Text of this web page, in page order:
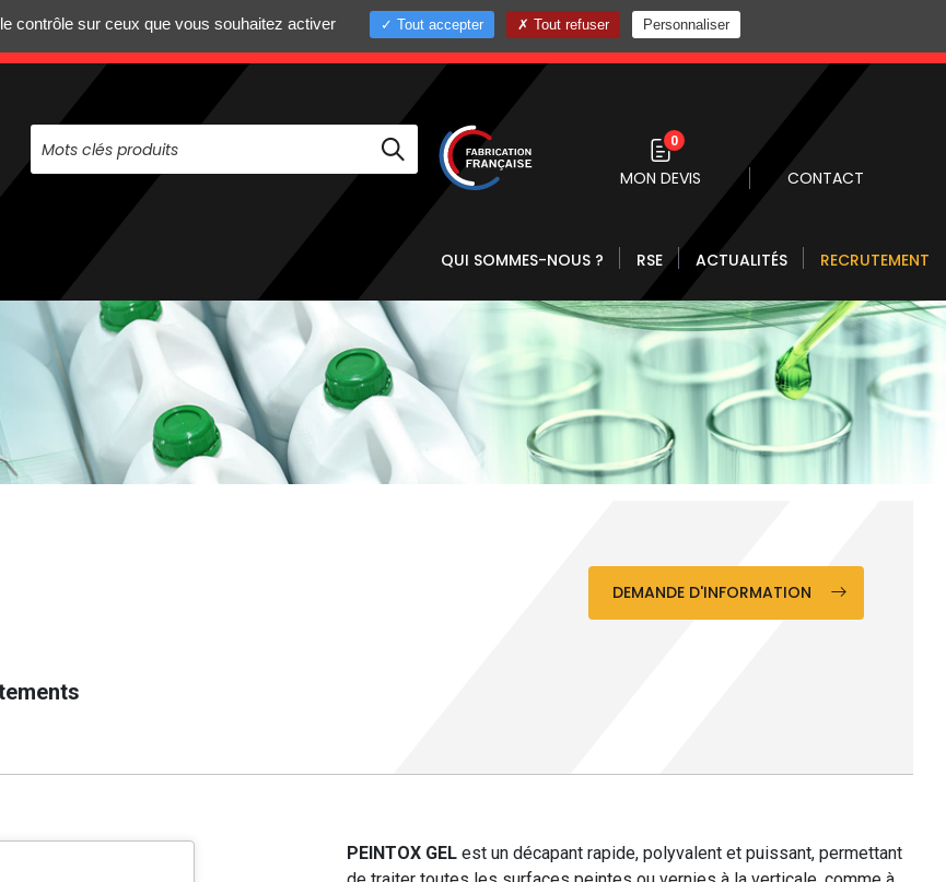
NOUS CONTACTER AU +33 (0)4 75 58 80 10
0
MON DEVIS CONTACT
QUI SOMMES-NOUS ? RSE ACTUALITÉS RECRUTEMENT
DEMANDE D'INFORMATION
PEINTOX GEL est un décapant rapide, polyvalent et puissant, permettant
contrôle sur ceux que vous souhaitez activer Tout accepter Tout refuser Personnaliser